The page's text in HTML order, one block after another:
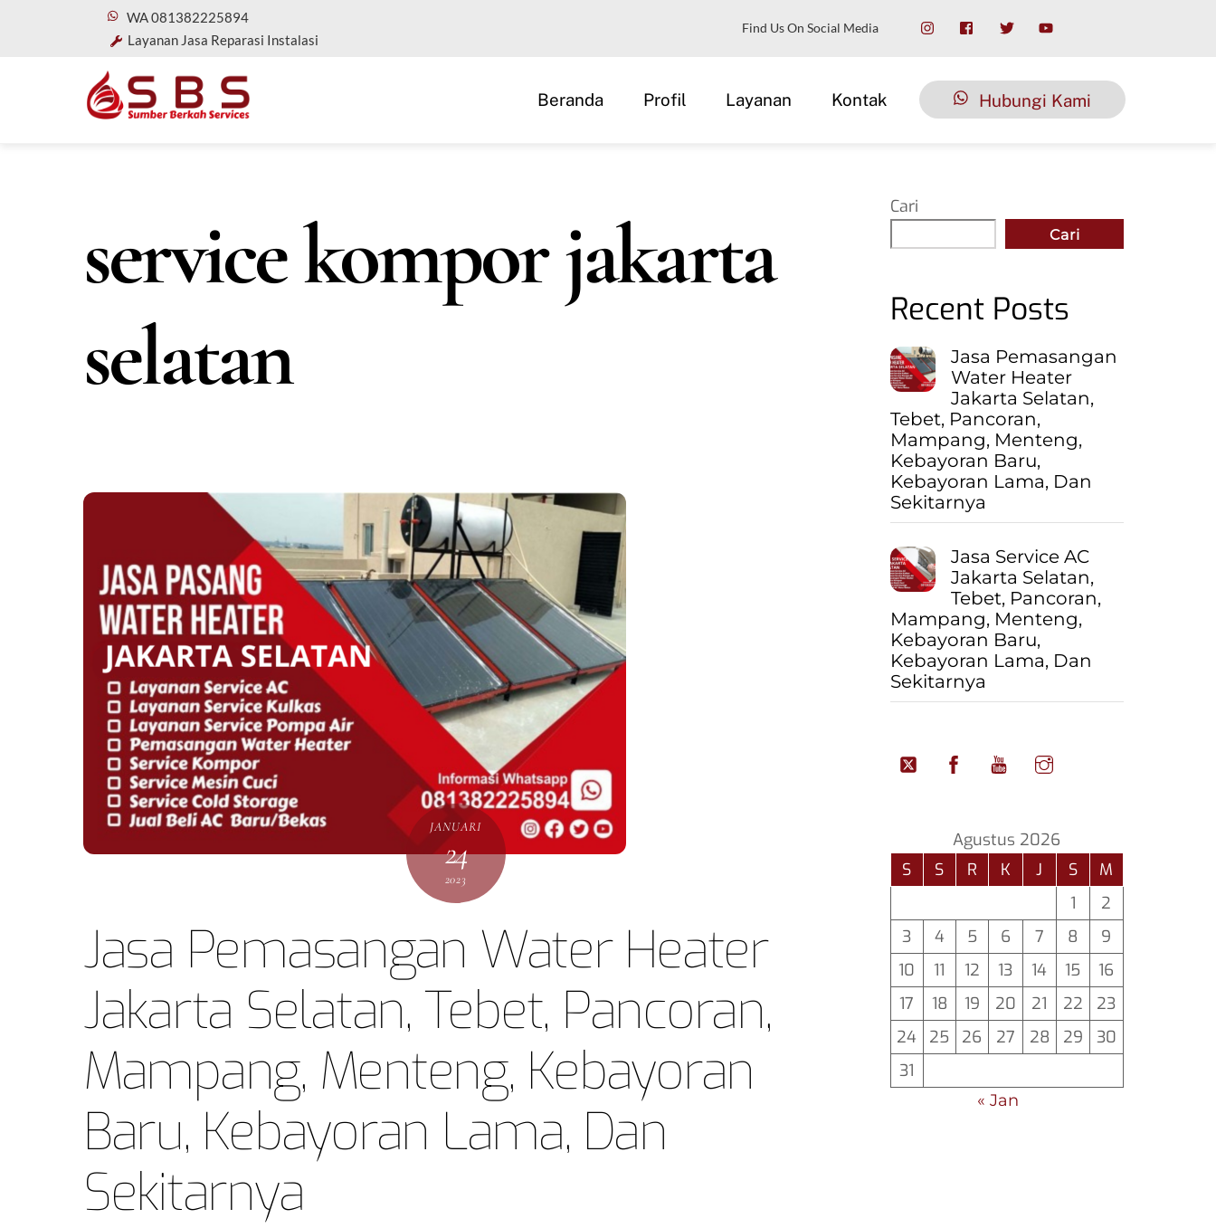
WA 081382225894
Layanan Jasa Reparasi Instalasi
Find Us On Social Media
Beranda Profil Layanan Kontak Hubungi Kami
service kompor jakarta
selatan
JANUARI
24
2023
Jasa Pemasangan Water Heater
Jakarta Selatan, Tebet, Pancoran,
Mampang, Menteng, Kebayoran
Baru, Kebayoran Lama, Dan
Sekitarnya
Cari
Cari
Recent Posts
Jasa Pemasangan
Water Heater
Jakarta Selatan,
Tebet, Pancoran,
Mampang, Menteng,
Kebayoran Baru,
Kebayoran Lama, Dan
Sekitarnya
Jasa Service AC
Jakarta Selatan,
Tebet, Pancoran,
Mampang, Menteng,
Kebayoran Baru,
Kebayoran Lama, Dan
Sekitarnya
Agustus 2026
S
S R K J S
M
1
2
3
4 5 6 7 8
9
10
11 12 13 14 15
16
17
18 19 20 21 22
23
24
25 26 27 28 29
30
31
« Jan